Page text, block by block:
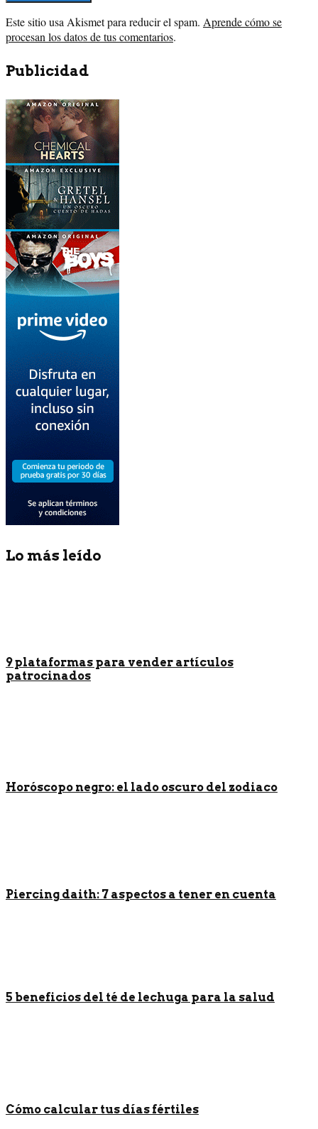
Este sitio usa Akismet para reducir el spam. Aprende cómo se
procesan los datos de tus comentarios.
Publicidad
Lo más leído
9 plataformas para vender artículos
patrocinados
Horóscopo negro: el lado oscuro del zodiaco
Piercing daith: 7 aspectos a tener en cuenta
5 beneficios del té de lechuga para la salud
Cómo calcular tus días fértiles